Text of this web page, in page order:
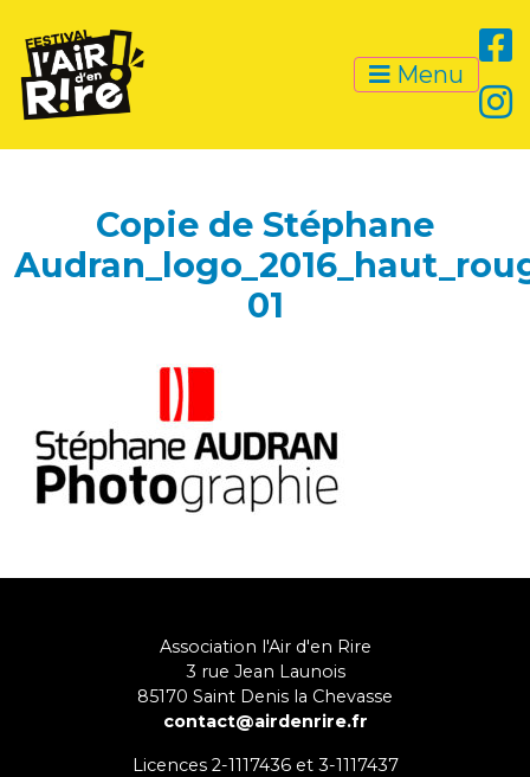
Menu
Copie de Stéphane
01
Association l'Air d'en Rire
3 rue Jean Launois
85170 Saint Denis la Chevasse
contact@airdenrire.fr
Licences 2-1117436 et 3-1117437